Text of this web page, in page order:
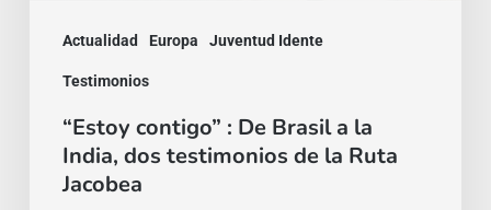
Actualidad Europa Juventud Idente
Testimonios
Ruta
Jacobea
“Estoy contigo” : De Brasil a la
India, dos testimonios de la Ruta
Jacobea